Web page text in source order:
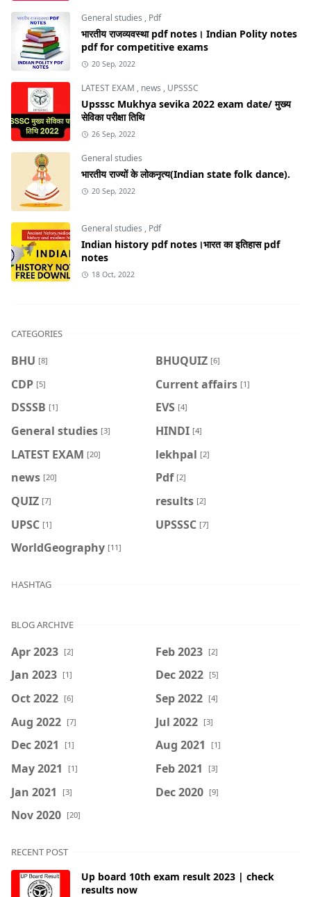
General studies , Pdf
भारतीय राजव्यवस्था pdf notes। Indian Polity notes
pdf for competitive exams
20 Sep, 2022
LATEST EXAM , news , UPSSSC
Upsssc Mukhya sevika 2022 exam date/ मुख्य
सेविका परीक्षा तिथि
26 Sep, 2022
General studies
भारतीय राज्यों के लोकनृत्य(Indian state folk dance).
20 Sep, 2022
General studies , Pdf
Indian history pdf notes।भारत का इतिहास pdf
notes
18 Oct, 2022
CATEGORIES
BHU [8] BHUQUIZ [6]
CDP [5] Current affairs [1]
DSSSB [1] EVS [4]
General studies [3] HINDI [4]
LATEST EXAM [20] lekhpal [2]
news [20] Pdf [2]
QUIZ [7] results [2]
UPSC [1] UPSSSC [7]
WorldGeography [11]
HASHTAG
BLOG ARCHIVE
Apr 2023 [2] Feb 2023 [2]
Jan 2023 [1] Dec 2022 [5]
Oct 2022 [6] Sep 2022 [4]
Aug 2022 [7] Jul 2022 [3]
Dec 2021 [1] Aug 2021 [1]
May 2021 [1] Feb 2021 [3]
Jan 2021 [3] Dec 2020 [9]
Nov 2020 [20]
RECENT POST
Up board 10th exam result 2023 | check
results now